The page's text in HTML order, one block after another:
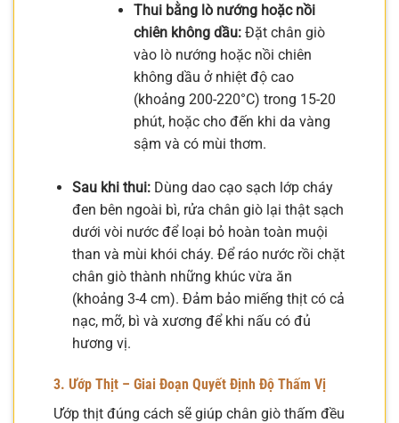
Thui bằng lò nướng hoặc nồi
chiên không dầu:Đặt chân giò
vào lò nướng hoặc nồi chiên
không dầu ở nhiệt độ cao
(khoảng 200-220°C) trong 15-20
phút, hoặc cho đến khi da vàng
sậm và có mùi thơm.
Sau khi thui:Dùng dao cạo sạch lớp cháy
đen bên ngoài bì, rửa chân giò lại thật sạch
dưới vòi nước để loại bỏ hoàn toàn muội
than và mùi khói cháy. Để ráo nước rồi chặt
chân giò thành những khúc vừa ăn
(khoảng 3-4 cm). Đảm bảo miếng thịt có cả
nạc, mỡ, bì và xương để khi nấu có đủ
hương vị.
3. Ướp Thịt – Giai Đoạn Quyết Định Độ Thấm Vị
Ướp thịt đúng cách sẽ giúp chân giò thấm đều